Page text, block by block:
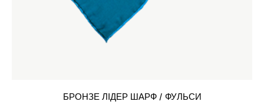
БРОНЗЕ ЛІДЕР ШАРФ / ФУЛЬСИ